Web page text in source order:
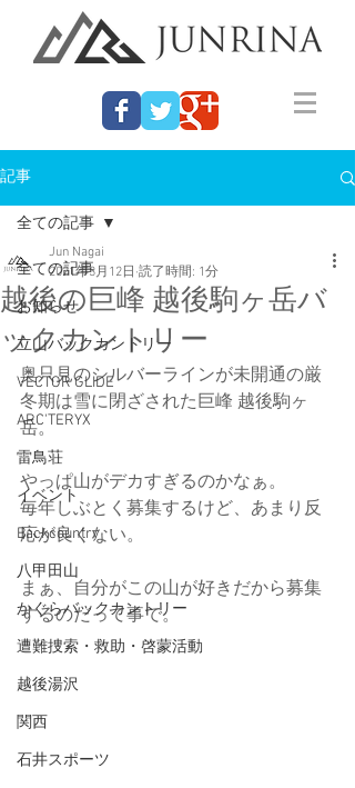
記事
全ての記事
お知らせ
立山バックカントリー
VECTOR GLIDE
ARC'TERYX
雷鳥荘
イベント
Backcountry
八甲田山
かぐらバックカントリー
遭難捜索・救助・啓蒙活動
越後湯沢
関西
石井スポーツ
全ての記事
越後の巨峰 越後駒ヶ岳バ
ックカントリー
Jun Nagai
2021年3月12日 読了時間: 1分
奥只見のシルバーラインが未開通の厳
冬期は雪に閉ざされた巨峰 越後駒ヶ
岳。
やっぱ山がデカすぎるのかなぁ。
毎年しぶとく募集するけど、あまり反
応が良くない。
まぁ、自分がこの山が好きだから募集
するのだって事で。